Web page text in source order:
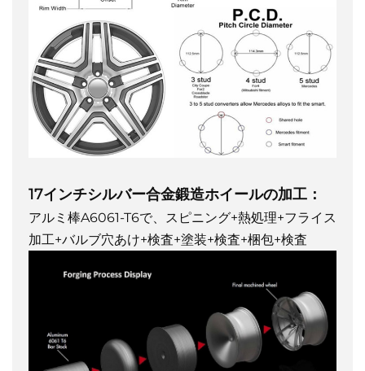
17インチシルバー合金鍛造ホイールの加工：
アルミ棒A6061-T6で、スピニング+熱処理+フライス
加工+バルブ穴あけ+検査+塗装+検査+梱包+検査